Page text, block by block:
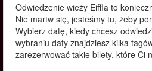
Odwiedzenie wieży Eiffla to
Nie martw się, jesteśmy tu, żeby
Wybierz datę, kiedy chcesz
wybraniu daty znajdziesz kilka
zarezerwować takie bilety, które Ci